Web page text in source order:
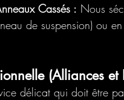
Cassés : Nous
de suspension) ou
(Alliances et
délicat qui doit être